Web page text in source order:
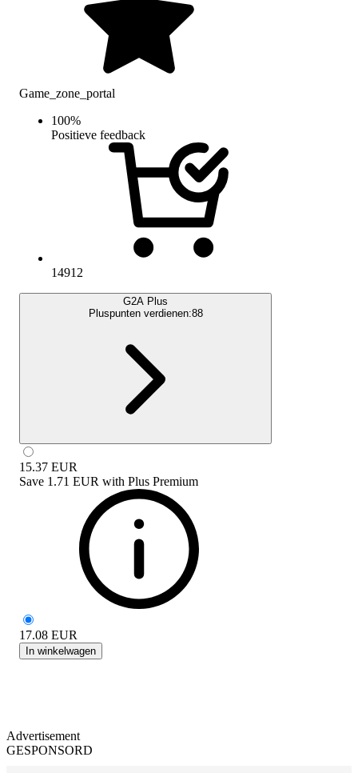
Game_zone_portal
100%
Positieve feedback
14912
G2A Plus
Pluspunten verdienen:88
15.37 EUR
Save 1.71 EUR with Plus Premium
17.08 EUR
In winkelwagen
Advertisement
GESPONSORD